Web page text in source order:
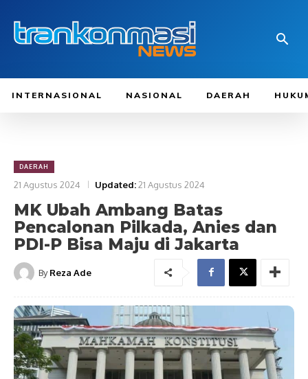
INTERNASIONAL NASIONAL DAERAH
DAERAH
21 Agustus 2024 Updated:21 Agustus 2024
MK Ubah Ambang Batas
Pencalonan Pilkada, Anies dan
PDI-P Bisa Maju di Jakarta
By Reza Ade